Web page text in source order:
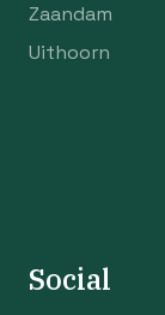
Zaandam
Uithoorn
Social